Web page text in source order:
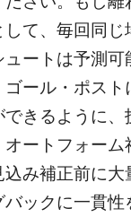
て、毎回同じ
ートは予測可
ール・ポスト
きるように、
ートフォーム
み補正前に大
ックに一貫性